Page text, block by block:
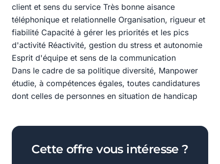
client et sens du service Très bonne aisance
téléphonique et relationnelle Organisation, rigueur et
fiabilité Capacité à gérer les priorités et les pics
d'activité Réactivité, gestion du stress et autonomie
Esprit d'équipe et sens de la communication
Dans le cadre de sa politique diversité, Manpower
étudie, à compétences égales, toutes candidatures
dont celles de personnes en situation de handicap
Cette offre vous intéresse ?